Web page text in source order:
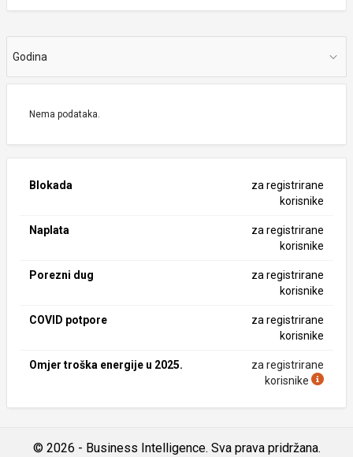
Godina
Nema podataka.
Blokada
za registrirane
korisnike
Naplata
za registrirane
korisnike
Porezni dug
za registrirane
korisnike
COVID potpore
za registrirane
korisnike
Omjer troška energije u 2025.
za registrirane
korisnike
© 2026 - Business Intelligence. Sva prava pridržana.